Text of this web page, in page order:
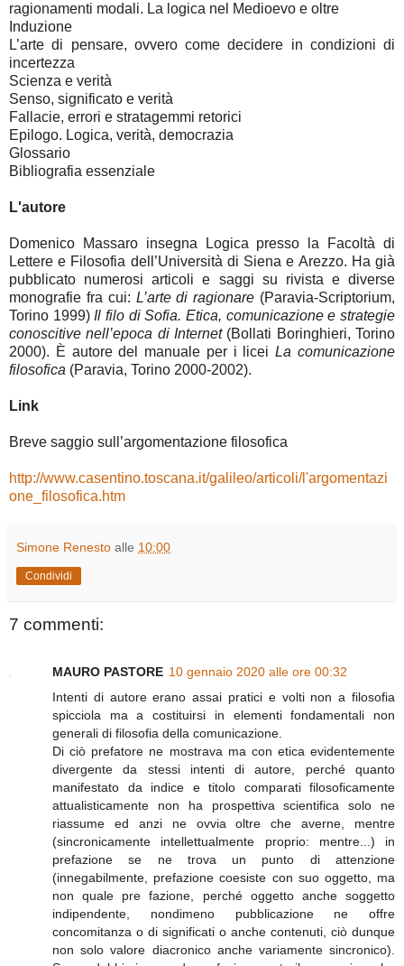
ragionamenti modali. La logica nel Medioevo e oltre
Induzione
L’arte di pensare, ovvero come decidere in condizioni di
incertezza
Scienza e verità
Senso, significato e verità
Fallacie, errori e stratagemmi retorici
Epilogo. Logica, verità, democrazia
Glossario
Bibliografia essenziale
L'autore
Domenico Massaro insegna Logica presso la Facoltà di
Lettere e Filosofia dell’Università di Siena e Arezzo. Ha già
pubblicato numerosi articoli e saggi su rivista e diverse
monografie fra cui: L’arte di ragionare (Paravia-Scriptorium,
Torino 1999) Il filo di Sofia. Etica, comunicazione e strategie
conoscitive nell’epoca di Internet(Bollati Boringhieri, Torino
2000). È autore del manuale per i liceiLa comunicazione
filosofica (Paravia, Torino 2000-2002).
Link
Breve saggio sull’argomentazione filosofica
http://www.casentino.toscana.it/galileo/articoli/l'argomentazi
one_filosofica.htm
Simone Renesto alle 10:00
Condividi
7 commenti:
MAURO PASTORE 10 gennaio 2020 alle ore 00:32
Intenti di autore erano assai pratici e volti non a filosofia
spicciola ma a costituirsi in elementi fondamentali non
generali di filosofia della comunicazione.
Di ciò prefatore ne mostrava ma con etica evidentemente
divergente da stessi intenti di autore, perché quanto
manifestato da indice e titolo comparati filosoficamente
attualisticamente non ha prospettiva scientifica solo ne
riassume ed anzi ne ovvia oltre che averne, mentre
(sincronicamente intellettualmente proprio: mentre...) in
prefazione se ne trova un punto di attenzione
(innegabilmente, prefazione coesiste con suo oggetto, ma
non quale pre fazione, perché oggetto anche soggetto
indipendente, nondimeno pubblicazione ne offre
concomitanza o di significati o anche contenuti, ciò dunque
non solo valore diacronico anche variamente sincronico).